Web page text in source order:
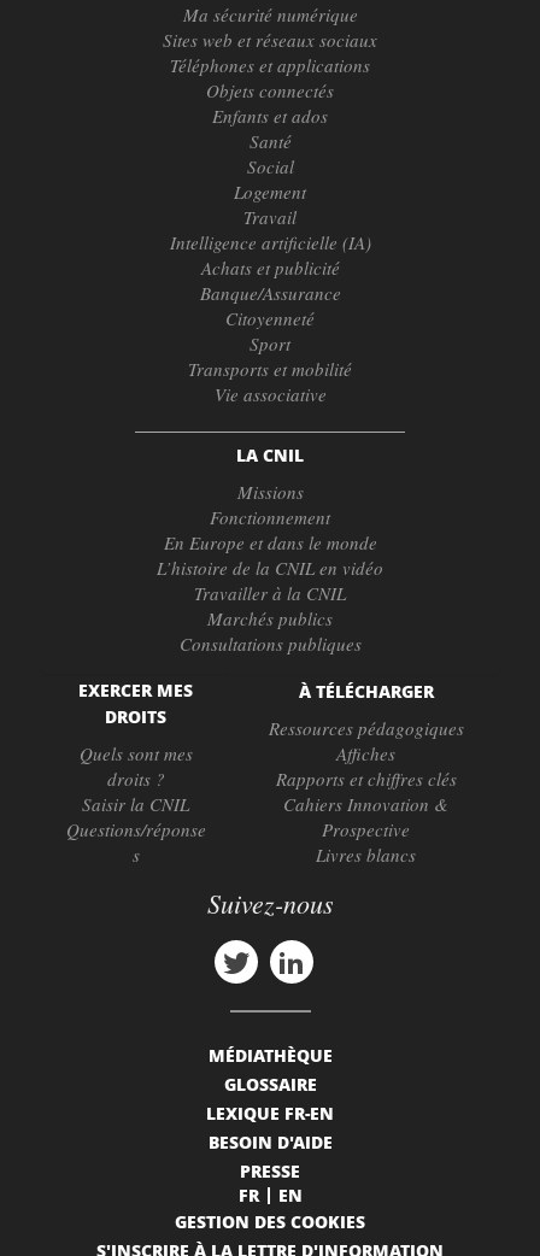
Ma sécurité numérique
Sites web et réseaux sociaux
Téléphones et applications
Objets connectés
Enfants et ados
Santé
Social
Logement
Travail
Intelligence artificielle (IA)
Achats et publicité
Banque/Assurance
Citoyenneté
Sport
Transports et mobilité
Vie associative
LA CNIL
Missions
Fonctionnement
En Europe et dans le monde
L’histoire de la CNIL en vidéo
Travailler à la CNIL
Marchés publics
Consultations publiques
EXERCER MES
DROITS
Quels sont mes
droits ?
Saisir la CNIL
Questions/réponse
s
À TÉLÉCHARGER
Ressources pédagogiques
Affiches
Rapports et chiffres clés
Cahiers Innovation &
Prospective
Livres blancs
Suivez-nous
MÉDIATHÈQUE
GLOSSAIRE
LEXIQUE FR-EN
BESOIN D'AIDE
PRESSE
FR
EN
GESTION DES COOKIES
S'INSCRIRE À LA LETTRE D'INFORMATION